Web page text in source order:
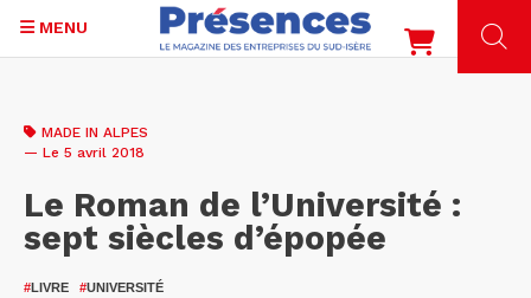
contenu
MENU
MADE IN ALPES
— Le 5 avril 2018
Le Roman de l’Université :
sept siècles d’épopée
#LIVRE #UNIVERSITÉ